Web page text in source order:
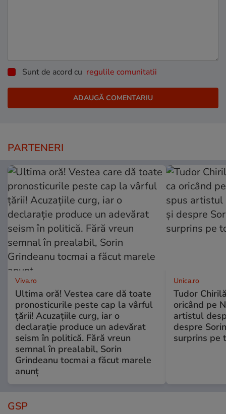
Sunt de acord cu regulile comunitatii
PARTENERI
Viva.ro
Ultima oră! Vestea care dă toate
pronosticurile peste cap la vârful
țării! Acuzațiile curg, iar o
declarație produce un adevărat
seism în politică. Fără vreun
semnal în prealabil, Sorin
Grindeanu tocmai a făcut marele
anunț
Unica.ro
Tudor
oricând pe
artistul
despre
surprins pe
GSP